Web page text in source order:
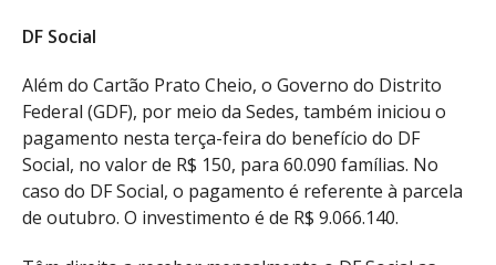
DF Social
Além do Cartão Prato Cheio, o Governo do Distrito
Federal (GDF), por meio da Sedes, também iniciou o
pagamento nesta terça-feira do benefício do DF
Social, no valor de R$ 150, para 60.090 famílias. No
caso do DF Social, o pagamento é referente à parcela
de outubro. O investimento é de R$ 9.066.140.